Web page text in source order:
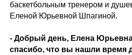
баскетбольным тренером и
Еленой Юрьевной Шпагиной.
- Добрый день, Елена
спасибо, что вы нашли время